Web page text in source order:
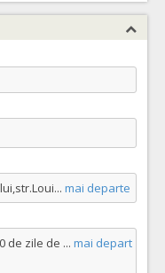
... mai departe
de zile de ... mai depart